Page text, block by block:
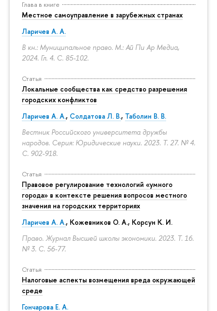
Глава в книге
Местное самоуправление в зарубежных странах
Ларичев А. А.
В кн.: Муниципальное право. М.: Ай Пи Ар Медиа,
2024. Гл. 4. С. 85-102.
Статья
Локальные сообщества как средство разрешения
городских конфликтов
Ларичев А. А., Солдатова Л. В., Таболин В. В.
Вестник Российского университета дружбы
народов. Серия: Юридические науки. 2023. Т. 27. № 4.
С. 902-918.
Статья
Правовое регулирование технологий «умного
города» в контексте решения вопросов местного
значения на городских территориях
Ларичев А. А., Кожевников О. А., Корсун К. И.
Право. Журнал Высшей школы экономики. 2023. Т. 16.
№ 3. С. 56-77.
Статья
Налоговые аспекты возмещения вреда окружающей
среде
Гончарова Е. А.